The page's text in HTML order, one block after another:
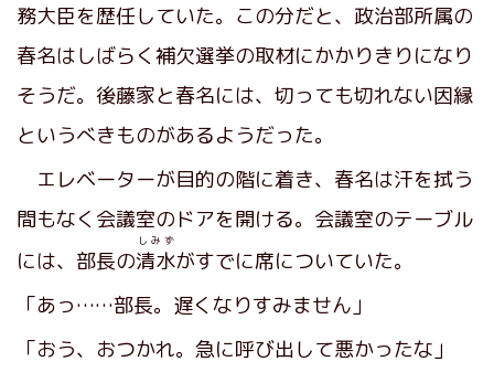
務大臣を歴任していた。この分だと、政治部所属の
春名はしばらく補欠選挙の取材にかかりきりになり
そうだ。後藤家と春名には、切っても切れない因縁
というべきものがあるようだった。
エレベーターが目的の階に着き、春名は汗を拭う
間もなく会議室のドアを開ける。会議室のテーブル
には、部長の清水
しみず
がすでに席についていた。
「あっ……部長。遅くなりすみません」
「おう、おつかれ。急に呼び出して悪かったな」